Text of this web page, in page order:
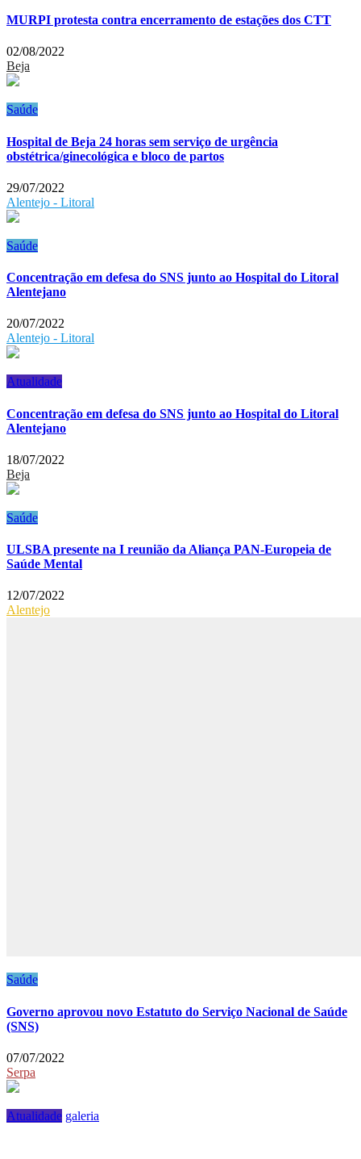
MURPI protesta contra encerramento de estações dos CTT
02/08/2022
Beja
Saúde
Hospital de Beja 24 horas sem serviço de urgência
obstétrica/ginecológica e bloco de partos
29/07/2022
Alentejo - Litoral
Saúde
Concentração em defesa do SNS junto ao Hospital do Litoral
Alentejano
20/07/2022
Alentejo - Litoral
Atualidade
Concentração em defesa do SNS junto ao Hospital do Litoral
Alentejano
18/07/2022
Beja
Saúde
ULSBA presente na I reunião da Aliança PAN-Europeia de
Saúde Mental
12/07/2022
Alentejo
Saúde
Governo aprovou novo Estatuto do Serviço Nacional de Saúde
(SNS)
07/07/2022
Serpa
Atualidade galeria